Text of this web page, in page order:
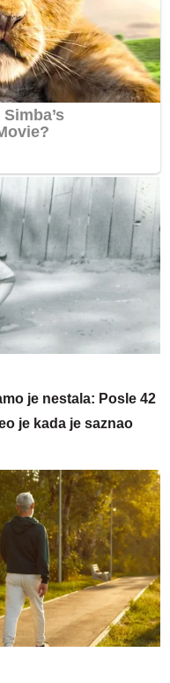
je nestala: Posle 42
je kada je saznao